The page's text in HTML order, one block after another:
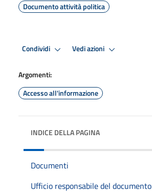
Documento attività politica
Condividi Vedi azioni
Argomenti:
Accesso all'informazione
INDICE DELLA PAGINA
Documenti
Ufficio responsabile del documento